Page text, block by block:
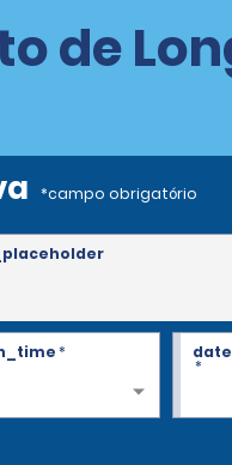
de
*campo obrigatório
*
*